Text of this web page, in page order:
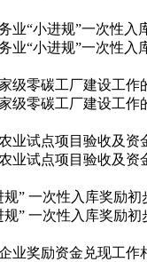
业“小进规”一次性
业“小进规”一次性
级零碳工厂建设工作
级零碳工厂建设工作
业试点项目验收及资
业试点项目验收及资
” 一次性入库奖励
” 一次性入库奖励
业奖励资金兑现工作